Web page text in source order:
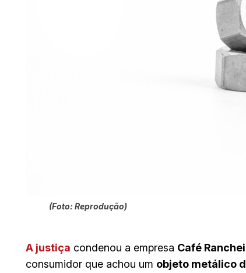
(Foto: Reprodução)
A justiça condenou a empresa Café
consumidor que achou um objeto metálico